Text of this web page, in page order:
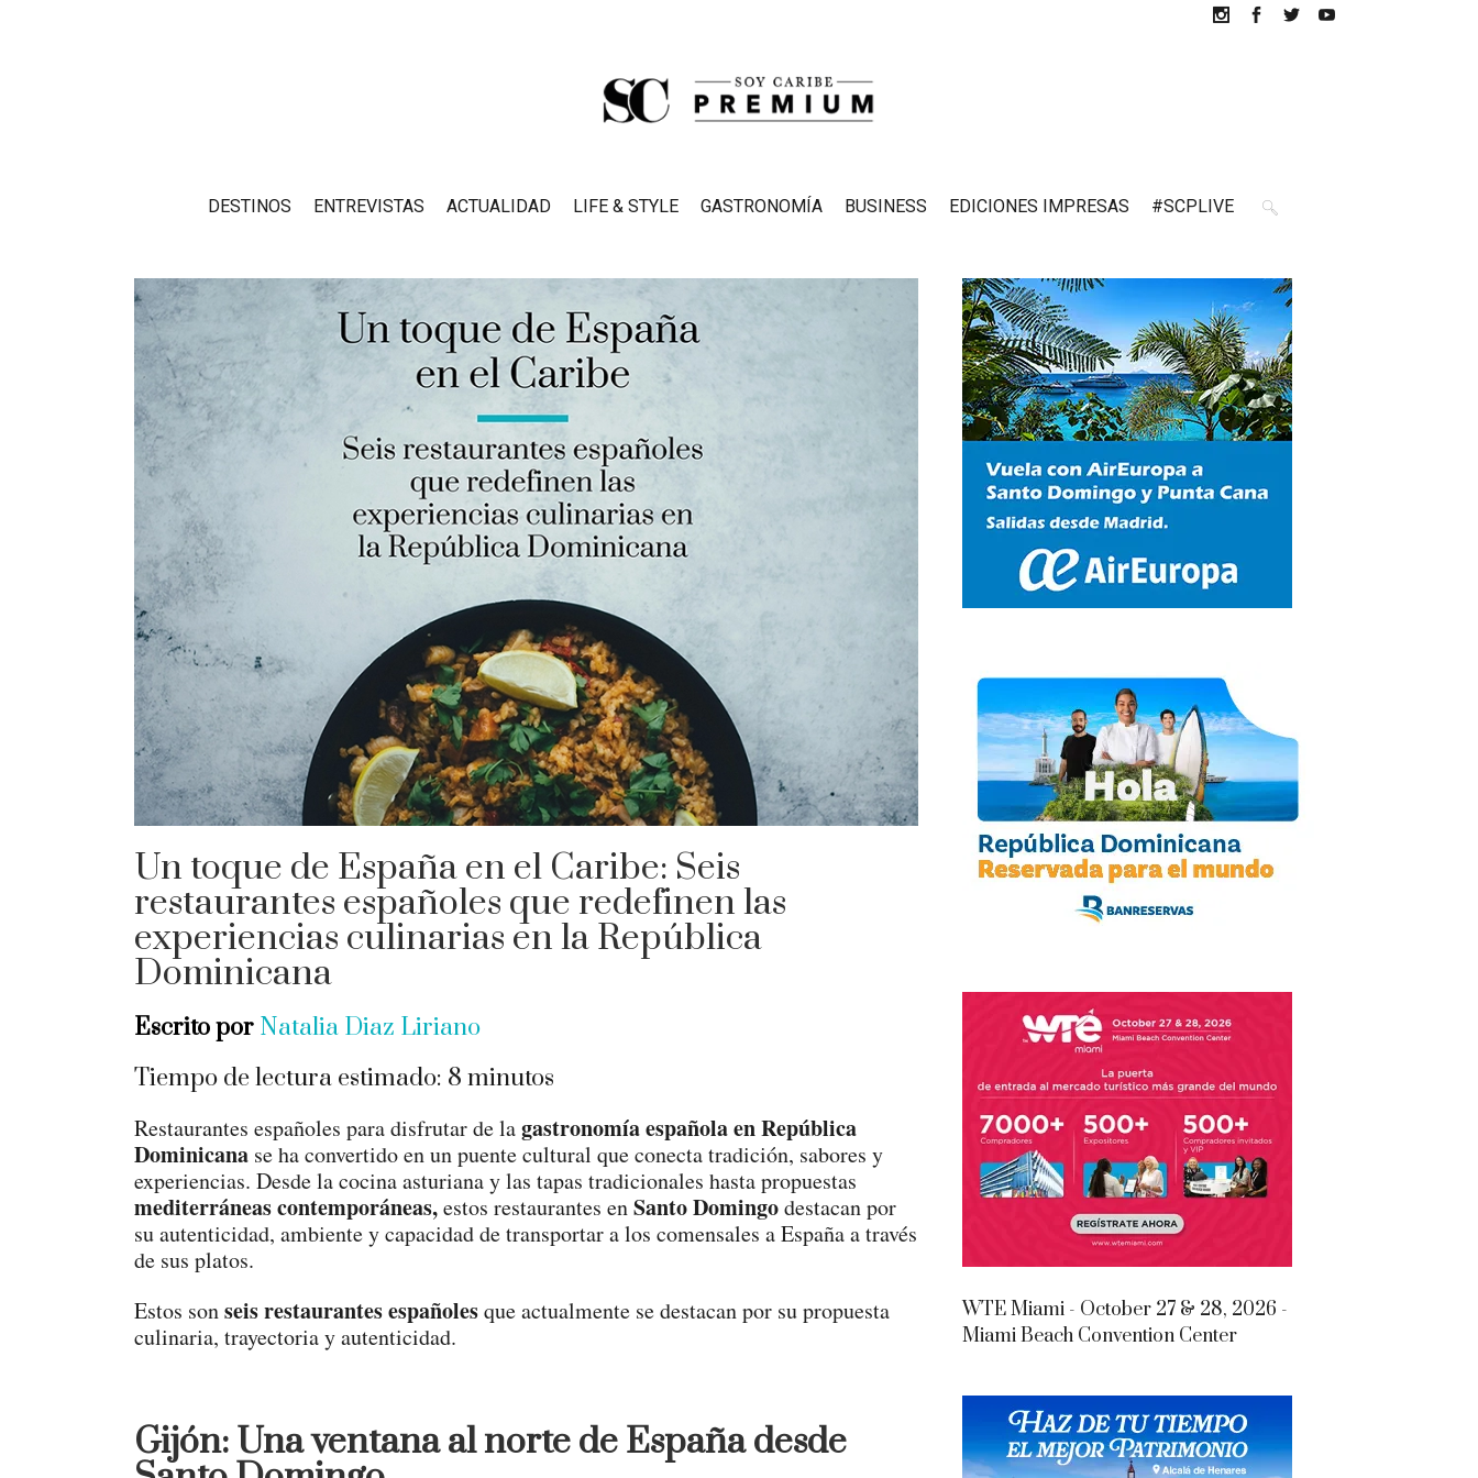
DESTINOS ENTREVISTAS ACTUALIDAD LIFE & STYLE GASTRONOMÍA BUSINESS EDICIONES IMPRESAS #SCPLIVE
Un toque de España en el Caribe: Seis
restaurantes españoles que redefinen las
experiencias culinarias en la República
Dominicana
Escrito por Natalia Diaz Liriano
Tiempo de lectura estimado: 8 minutos
Restaurantes españoles para disfrutar de lagastronomía española en República
Dominicana se ha convertido en un puente cultural que conecta tradición, sabores y
experiencias. Desde la cocina asturiana y las tapas tradicionales hasta propuestas
mediterráneas contemporáneas,estos restaurantes enSanto Domingodestacan por
su autenticidad, ambiente y capacidad de transportar a los comensales a España a través
de sus platos.
Estos sonseis restaurantes españolesque actualmente se destacan por su propuesta
culinaria, trayectoria y autenticidad.
Gijón: Una ventana al norte de España desde
WTE Miami - October 27 & 28, 2026 -
Miami Beach Convention Center